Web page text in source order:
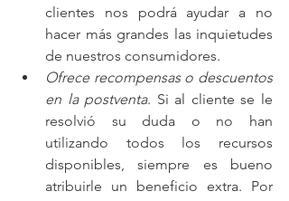
clientes nos podrá ayudar a no
hacer más grandes las inquietudes
de nuestros consumidores.
Ofrece recompensas o descuentos
en la postventa. Si al cliente se le
resolvió su duda o no han
utilizando todos los recursos
disponibles, siempre es bueno
atribuirle un beneficio extra. Por